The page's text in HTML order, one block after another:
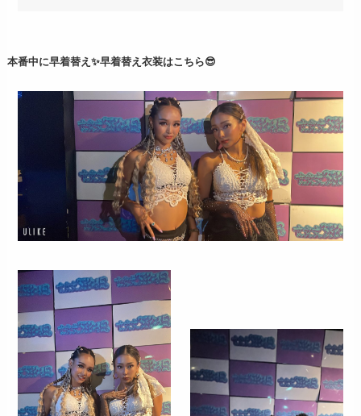
本番中に早着替え✨早着替え衣装はこちら😎